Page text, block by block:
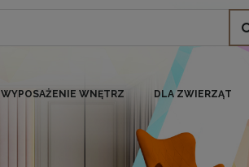
WYPOSAŻENIE WNĘTRZ DLA ZWIERZĄT